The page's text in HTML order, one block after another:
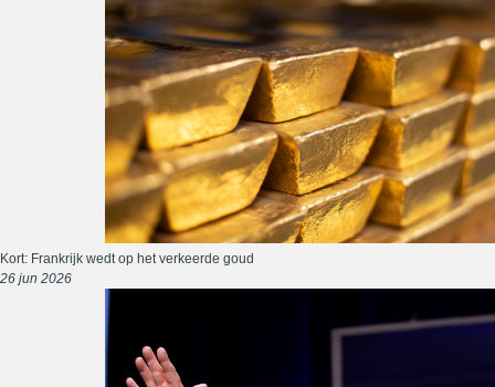
Kort: Frankrijk wedt op het verkeerde goud
26 jun 2026